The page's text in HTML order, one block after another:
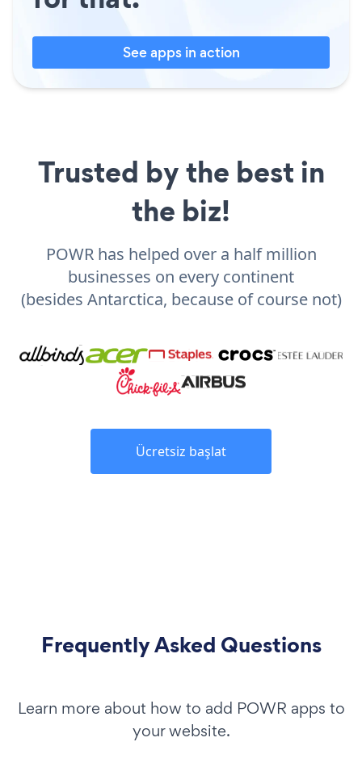
See apps in action
Trusted by the best in
the biz!
POWR has helped over a half million
businesses on every continent
(besides Antarctica, because of course not)
Ücretsiz başlat
Frequently Asked Questions
Learn more about how to add POWR apps to
your website.